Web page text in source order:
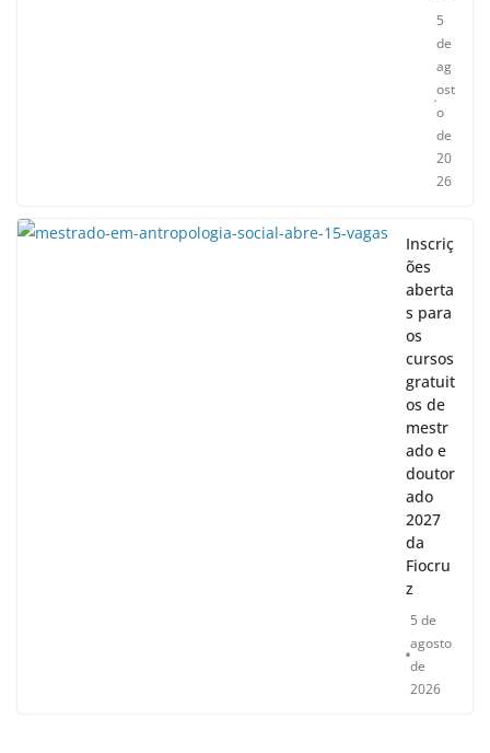
5
de
ag
ost
o
de
20
26
Inscriç
ões
aberta
s para
os
cursos
gratuit
os de
mestr
ado e
doutor
ado
2027
da
Fiocru
z
5 de
agosto
de
2026